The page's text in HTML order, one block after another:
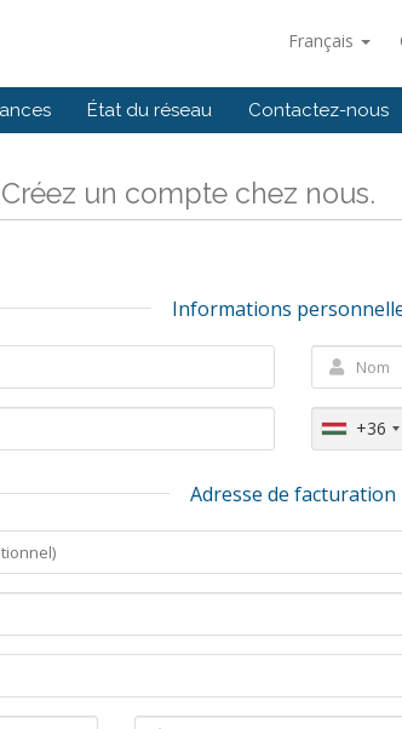
Français
État du réseau Contactez-nous
Créez un compte chez nous.
Informations
+36
Adresse de facturation